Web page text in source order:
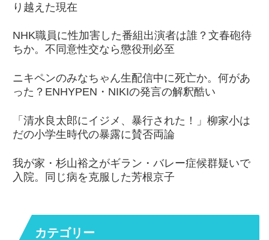
り越えた現在
NHK職員に性加害した番組出演者は誰？文春砲待
ちか。不同意性交なら懲役刑必至
ニキペンのみなちゃん生配信中に死亡か。何があ
った？ENHYPEN・NIKIの発言の解釈酷い
「清水良太郎にイジメ、暴行された！」柳家小は
だの小学生時代の暴露に賛否両論
我が家・杉山裕之がギラン・バレー症候群疑いで
入院。同じ病を克服した芳根京子
カテゴリー